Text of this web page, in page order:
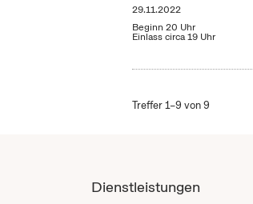
29.11.2022
Beginn 20 Uhr
Einlass circa 19 Uhr
Treffer 1–9 von 9
Dienstleistungen